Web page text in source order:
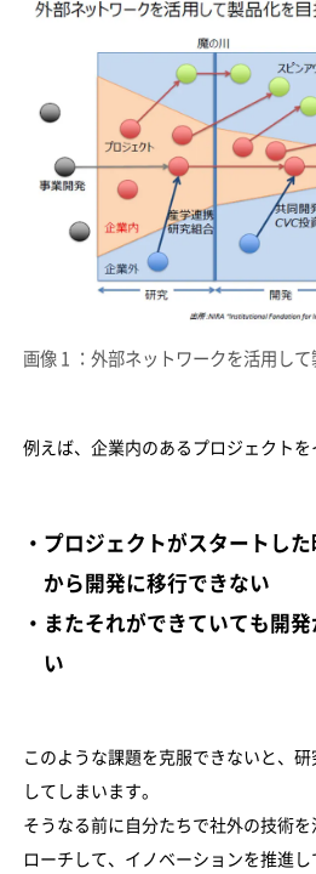
画像 1 ：外部ネットワークを活用し
例えば、企業内のあるプロジェクトを
・プロジェクトがスタートし
から開発に移行できない
・またそれができていても開
い
このような課題を克服できないと、
してしまいます。
そうなる前に自分たちで社外の技術
ローチして、イノベーションを推進し